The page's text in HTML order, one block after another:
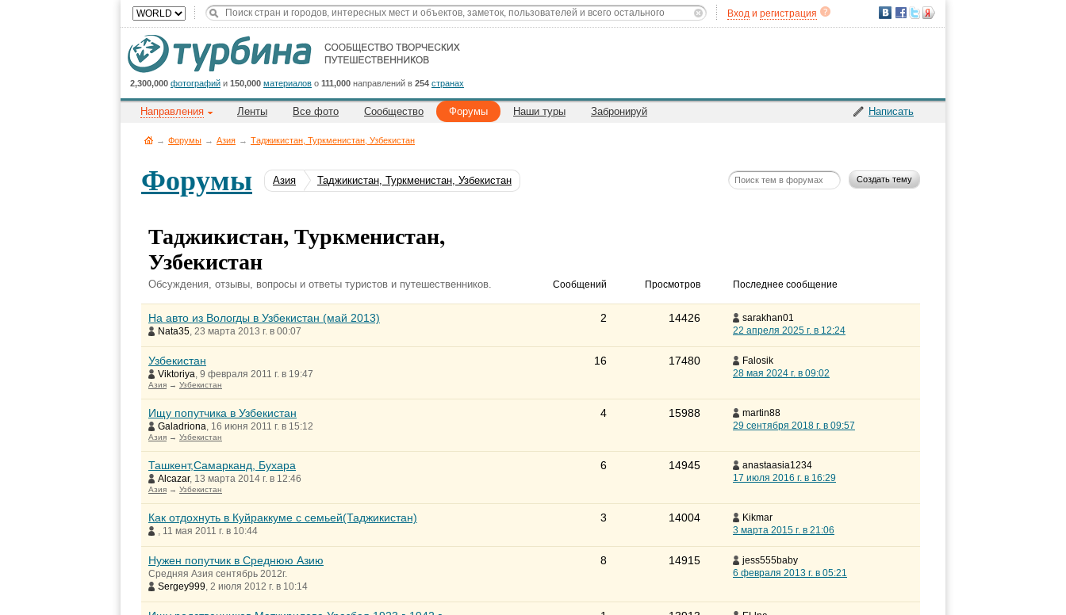
Вход и регистрация
2,300,000 фотографий и 150,000 материалов о 111,000 направлений в 254 странах
Написать
Направления Ленты Все фото Сообщество Форумы Наши туры Забронируй
→ Форумы → Азия → Таджикистан, Туркменистан, Узбекистан
Форумы Азия Таджикистан, Туркменистан, Узбекистан Создать тему
Таджикистан, Туркменистан,
Узбекистан
Обсуждения, отзывы, вопросы и ответы туристов и путешественников. Сообщений Просмотров Последнее сообщение
На авто из Вологды в Узбекистан (май 2013)
Nata35, 23 марта 2013 г. в 00:07
2 14426
sarakhan01
22 апреля 2025 г. в 12:24
Узбекистан
Viktoriya, 9 февраля 2011 г. в 19:47
Азия → Узбекистан
16 17480
Falosik
28 мая 2024 г. в 09:02
Ищу попутчика в Узбекистан
Galadriona, 16 июня 2011 г. в 15:12
Азия → Узбекистан
4 15988
martin88
29 сентября 2018 г. в 09:57
Ташкент,Самарканд, Бухара
Alcazar, 13 марта 2014 г. в 12:46
Азия → Узбекистан
6 14945
anastaasia1234
17 июля 2016 г. в 16:29
Как отдохнуть в Куйраккуме с семьей(Таджикистан)
, 11 мая 2011 г. в 10:44
3 14004
Kikmar
3 марта 2015 г. в 21:06
Нужен попутчик в Среднюю Азию
Средняя Азия сентябрь 2012г.
Sergey999, 2 июля 2012 г. в 10:14
8 14915
jess555baby
6 февраля 2013 г. в 05:21